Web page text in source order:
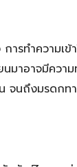
ารทำความเข้
มาอาจมีควา
จนถึงมรดกท